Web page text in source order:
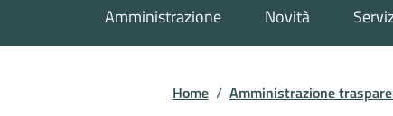
Amministrazione Novità
Home / Amministrazione